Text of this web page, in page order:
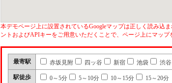
本デモページ上に設置されているGoogleマップは正しく読み込
ントおよびAPIキーをご用意いただくことで、ページ上にマップ
最寄駅 赤坂見附 四ッ谷 新宿 池袋 渋谷
駅徒歩 0～5分 5～10分 10～15分 15～20分